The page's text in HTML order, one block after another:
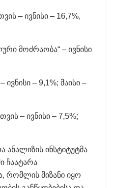
– ივნისი – 16,7%,
მოძრაობა“ – ივნისი
– 9,1%; მაისი –
– ივნისი – 7,5%;
ანალიზის ინსტიტუტმა
ჩაატარა
რომლის მიზანი იყო